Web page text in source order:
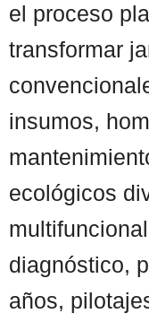
el proceso
transformar
insumos,
ecológicos
diagnóstico,
años,